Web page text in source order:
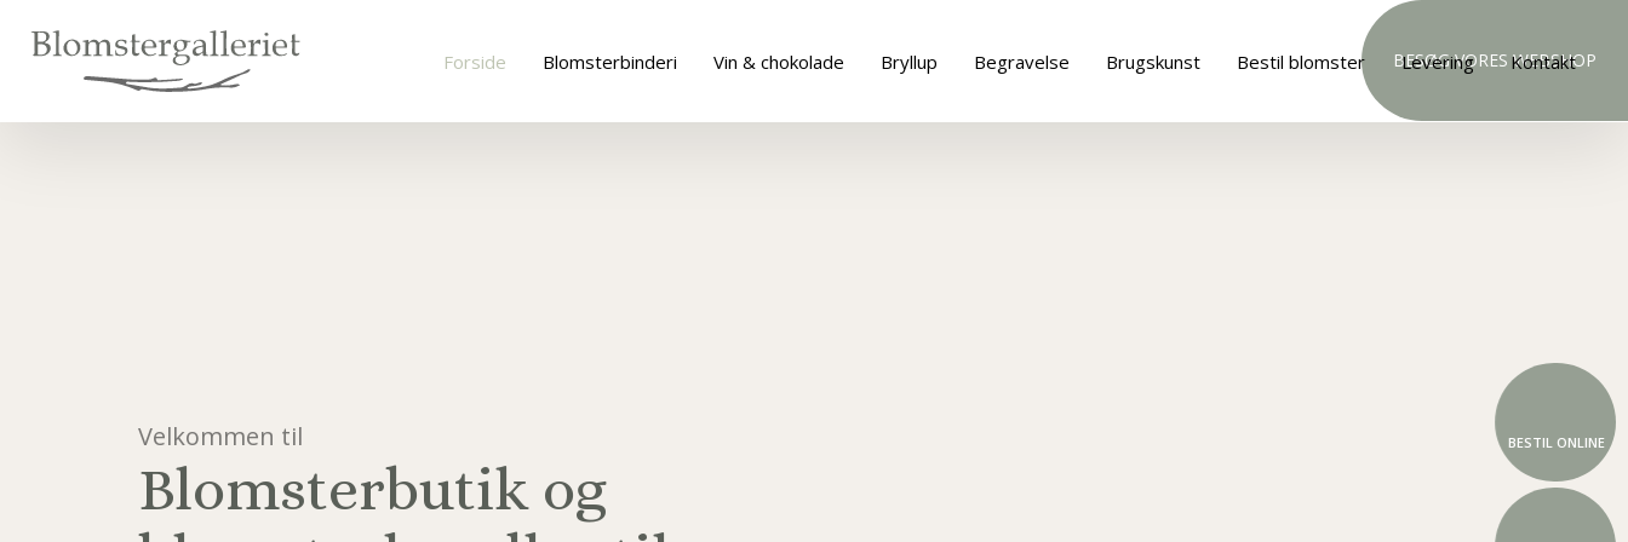
Forside Blomsterbinderi Vin & chokolade Bryllup Begravelse Brugskunst Bestil blomster Levering Kontakt
BESØG VORES WEBSHOP
Velkommen til
Blomsterbutik og
BESTIL ONLINE